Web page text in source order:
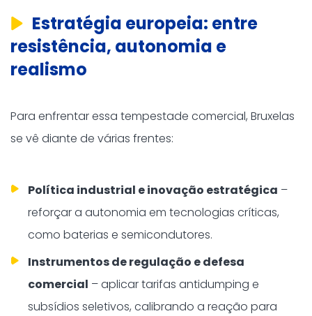
Estratégia europeia: entre
resistência, autonomia e
realismo
Para enfrentar essa tempestade comercial, Bruxelas
se vê diante de várias frentes:
Política industrial e inovação estratégica –
reforçar a autonomia em tecnologias críticas,
como baterias e semicondutores.
Instrumentos de regulação e defesa
comercial – aplicar tarifas antidumping e
subsídios seletivos, calibrando a reação para